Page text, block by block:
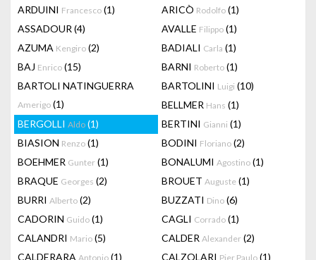
ARDUINI Francesco (1) ARICÒ Rodolfo (1)
ASSADOUR (4) AVALLE Filippo (1)
AZUMA Kengiro (2) BADIALI Carla (1)
BAJ Enrico (15) BARNI Roberto (1)
BARTOLI NATINGUERRA
Amerigo (1)
BARTOLINI Luigi (10)
BELLMER Hans (1)
BERGOLLI Aldo (1) BERTINI Gianni (1)
BIASION Renzo (1) BODINI Floriano (2)
BOEHMER Gunter (1) BONALUMI Agostino (1)
BRAQUE Georges (2) BROUET Auguste (1)
BURRI Alberto (2) BUZZATI Dino (6)
CADORIN Guido (1) CAGLI Corrado (1)
CALANDRI Mario (5) CALDER Alexander (2)
CALDERARA Antonio (1) CALZOLARI Pier Paulo (1)